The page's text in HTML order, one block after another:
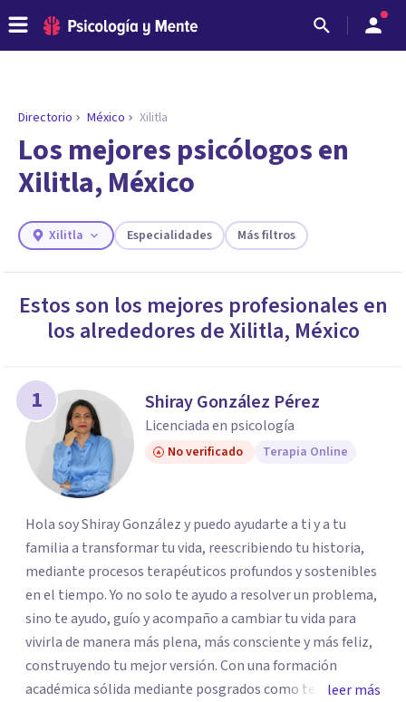
ENCONTRAR MI TERAPEUTA
¿Necesitas ayuda para encontrar el
Responde a unas breves preguntas y te ofreceremos
los profesionales que más se ajustan a tus
necesidades.
Responder cuestionario
Directorio México Xilitla
Los mejores psicólogos en
Xilitla, México
Xilitla Especialidades Más filtros
Estos son los mejores profesionales en
los alrededores deXilitla, México
1 Shiray González Pérez
Licenciada en psicología
No verificado Terapia Online
Hola soy Shiray González y puedo ayudarte a ti y a tu
familia a transformar tu vida, reescribiendo tu historia,
mediante procesos terapéuticos profundos y sostenibles
en el tiempo. Yo no solo te ayudo a resolver un problema,
sino te ayudo, guío y acompaño a cambiar tu vida para
vivirla de manera más plena, más consciente y más feliz,
construyendo tu mejor versión. Con una formación
académica sólida mediante posgrados como terapeuta
leer más